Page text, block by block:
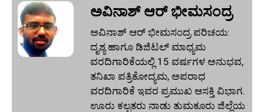
ಅವಿನಾಶ್‌ ಆರ್‌ ಭೀಮಸಂದ್ರ
ಅವಿನಾಶ್‌ ಆರ್‌ ಭೀಮಸಂದ್ರ ಪರಿಚಯ:
ದೃಶ್ಯ ಹಾಗೂ ಡಿಜಿಟಲ್ ಮಾಧ್ಯಮ
ವರದಿಗಾರಿಕೆಯಲ್ಲಿ 15 ವರ್ಷಗಳ ಅನುಭವ,
ತನಿಖಾ ಪತ್ರಿಕೋದ್ಯಮ, ಅಪರಾಧ
ವರದಿಗಾರಿಕೆ ಇವರ ಪ್ರಮುಖ ಆಸಕ್ತಿ ವಿಭಾಗ.
ಊರು ಕಲ್ಪತರು ನಾಡು ತುಮಕೂರು ಜಿಲ್ಲೆಯ